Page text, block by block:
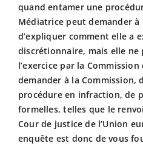
quand entamer une
Médiatrice peut demander à
d’expliquer comment elle a
discrétionnaire, mais elle
l’exercice par la
demander à la Commission,
procédure en infraction, de
formelles, telles que le
Cour de justice de l’Union
enquête est donc de vous